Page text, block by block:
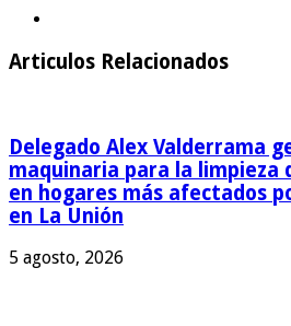
Articulos Relacionados
Delegado Alex Valderrama
maquinaria para la limpieza
en hogares más afectados
en La Unión
5 agosto, 2026